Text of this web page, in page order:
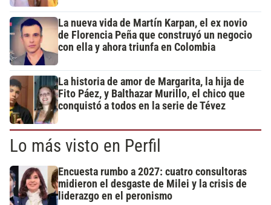
La nueva vida de Martín Karpan, el ex novio
de Florencia Peña que construyó un negocio
con ella y ahora triunfa en Colombia
La historia de amor de Margarita, la hija de
Fito Páez, y Balthazar Murillo, el chico que
conquistó a todos en la serie de Tévez
Lo más visto en Perfil
Encuesta rumbo a 2027: cuatro consultoras
midieron el desgaste de Milei y la crisis de
liderazgo en el peronismo